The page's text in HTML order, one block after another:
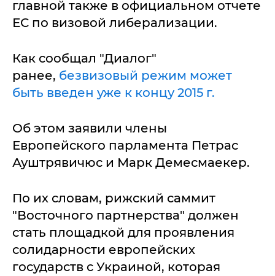
главной также в официальном отчете
ЕС по визовой либерализации.
Как сообщал "Диалог"
ранее, безвизовый режим может
быть введен уже к концу 2015 г.
Об этом заявили члены
Европейского парламента Петрас
Ауштрявичюс и Марк Демесмаекер.
По их словам, рижский саммит
"Восточного партнерства" должен
стать площадкой для проявления
солидарности европейских
государств с Украиной, которая